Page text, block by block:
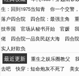
生：回到1975当知青
你一个交警
落户四合院
四合院：最强主角
技帝国
官场从秘书开始 官媛
佬
四合院一品良民赵大海 四合
实人好欺负
最近更新 重生之娱乐圈教父
去吧
快穿：短命炮灰不死了 美